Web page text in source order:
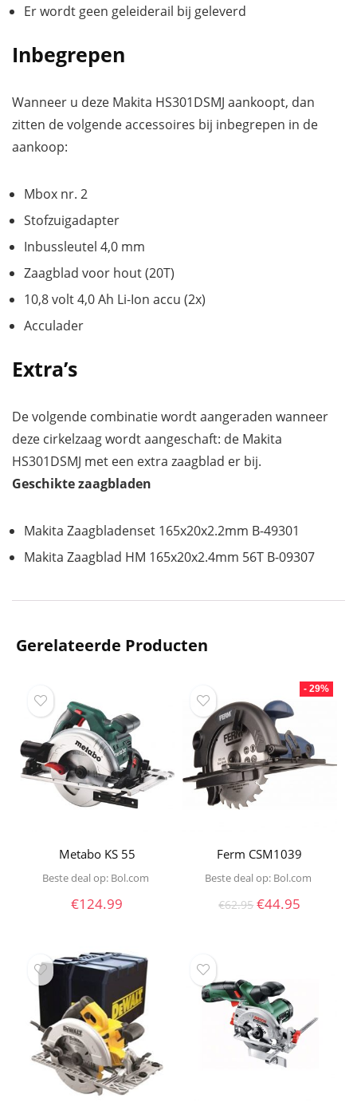
Er wordt geen geleiderail bij geleverd
Inbegrepen
Wanneer u deze Makita HS301DSMJ aankoopt, dan
zitten de volgende accessoires bij inbegrepen in de
aankoop:
Mbox nr. 2
Stofzuigadapter
Inbussleutel 4,0 mm
Zaagblad voor hout (20T)
10,8 volt 4,0 Ah Li-Ion accu (2x)
Acculader
Extra’s
De volgende combinatie wordt aangeraden wanneer
deze cirkelzaag wordt aangeschaft: de Makita
HS301DSMJ met een extra zaagblad er bij.
Geschikte zaagbladen
Makita Zaagbladenset 165x20x2.2mm B-49301
Makita Zaagblad HM 165x20x2.4mm 56T B-09307
Gerelateerde Producten
Metabo KS 55
Beste deal op: bol.com
€124.99
- 29%
Ferm CSM1039
Beste deal op: bol.com
€62.95 Oorspronkelijke
€44.95